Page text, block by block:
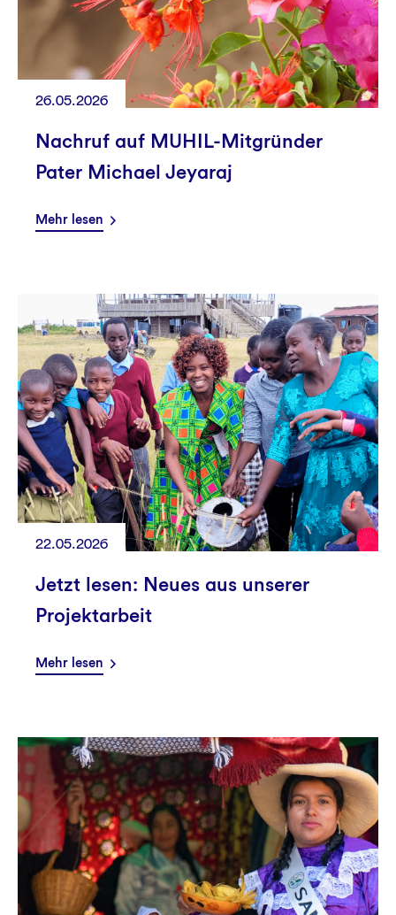
26.05.2026
Nachruf auf MUHIL-Mitgründer
Pater Michael Jeyaraj
Mehr lesen
22.05.2026
Jetzt lesen: Neues aus unserer
Projektarbeit
Mehr lesen